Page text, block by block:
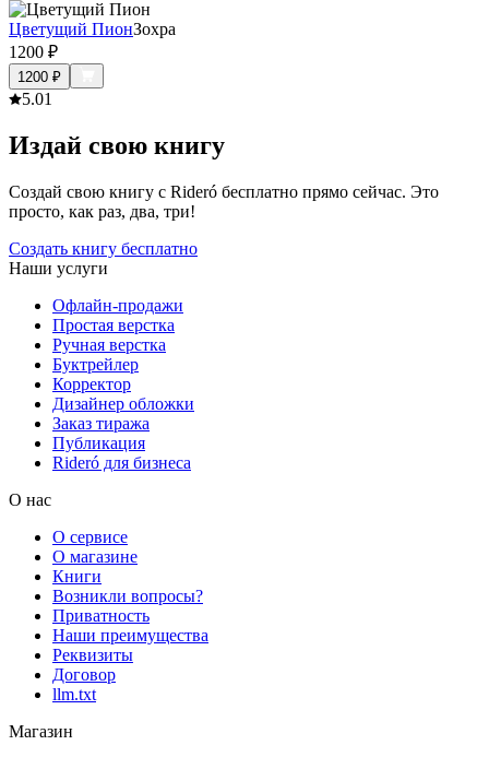
Цветущий ПионЗохра
1200 ₽
1200 ₽
5.01
Издай свою книгу
Создай свою книгу с Rideró бесплатно прямо сейчас. Это
просто, как раз, два, три!
Создать книгу бесплатно
Наши услуги
Офлайн-продажи
Простая верстка
Ручная верстка
Буктрейлер
Корректор
Дизайнер обложки
Заказ тиража
Публикация
Rideró для бизнеса
О нас
О сервисе
О магазине
Книги
Возникли вопросы?
Приватность
Наши преимущества
Реквизиты
Договор
llm.txt
Магазин